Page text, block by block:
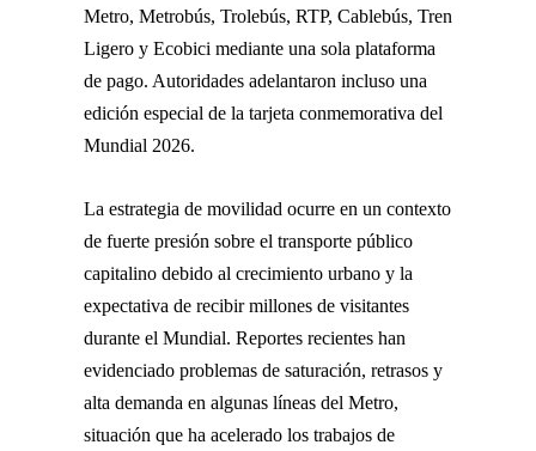
Metro, Metrobús, Trolebús, RTP, Cablebús, Tren
Ligero y Ecobici mediante una sola plataforma
de pago. Autoridades adelantaron incluso una
edición especial de la tarjeta conmemorativa del
Mundial 2026.
La estrategia de movilidad ocurre en un contexto
de fuerte presión sobre el transporte público
capitalino debido al crecimiento urbano y la
expectativa de recibir millones de visitantes
durante el Mundial. Reportes recientes han
evidenciado problemas de saturación, retrasos y
alta demanda en algunas líneas del Metro,
situación que ha acelerado los trabajos de